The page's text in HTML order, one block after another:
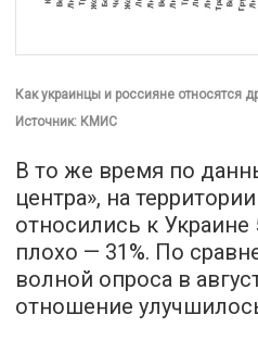
Как украинцы и россияне относятся
Источник: КМИС
В то же время по
центра», на
относились к Украине
плохо — 31%. По
волной опроса в
отношение